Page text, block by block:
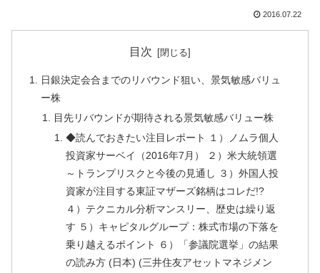
2016.07.22
目次
日銀決定会合までのリバウンド狙い、景気敏感バリュ
ー株
目先リバウンドが期待される景気敏感バリュー株
◆読んでおきたい注目レポート １）ノムラ個人
投資家サーベイ（2016年7月） ２）米大統領選
～トランプリスクと今後の見通し ３）外国人投
資家が注目する東証マザーズ銘柄はコレだ!?
４）テクニカル分析マンスリー、歴史は繰り返
す ５）キャピタルグループ：株式市場の下落を
乗り越えるポイント ６）「参議院選挙」の結果
の読み方 (日本) (三井住友アセットマネジメン